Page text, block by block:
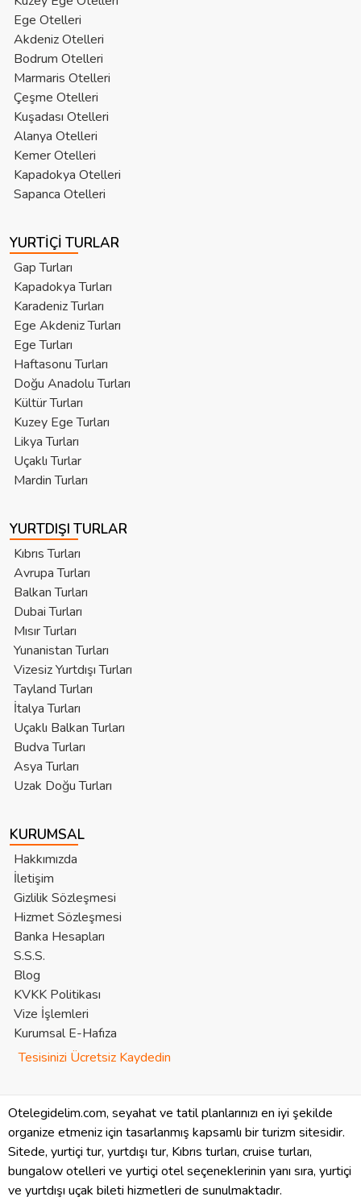
Ege Otelleri
Akdeniz Otelleri
Bodrum Otelleri
Marmaris Otelleri
Çeşme Otelleri
Kuşadası Otelleri
Alanya Otelleri
Kemer Otelleri
Kapadokya Otelleri
Sapanca Otelleri
YURTIÇI TURLAR
Gap Turları
Kapadokya Turları
Karadeniz Turları
Ege Akdeniz Turları
Ege Turları
Haftasonu Turları
Doğu Anadolu Turları
Kültür Turları
Kuzey Ege Turları
Likya Turları
Uçaklı Turlar
Mardin Turları
YURTDIŞI TURLAR
Kıbrıs Turları
Avrupa Turları
Balkan Turları
Dubai Turları
Mısır Turları
Yunanistan Turları
Vizesiz Yurtdışı Turları
Tayland Turları
İtalya Turları
Uçaklı Balkan Turları
Budva Turları
Asya Turları
Uzak Doğu Turları
KURUMSAL
Hakkımızda
İletişim
Gizlilik Sözleşmesi
Hizmet Sözleşmesi
Banka Hesapları
S.S.S.
Blog
KVKK Politikası
Vize İşlemleri
Kurumsal E-Hafıza
Tesisinizi Ücretsiz Kaydedin
Otelegidelim.com, seyahat ve tatil planlarınızı en iyi şekilde
organize etmeniz için tasarlanmış kapsamlı bir turizm sitesidir.
Sitede, yurtiçi tur, yurtdışı tur, Kıbrıs turları, cruise turları,
bungalow otelleri ve yurtiçi otel seçeneklerinin yanı sıra, yurtiçi
ve yurtdışı uçak bileti hizmetleri de sunulmaktadır.